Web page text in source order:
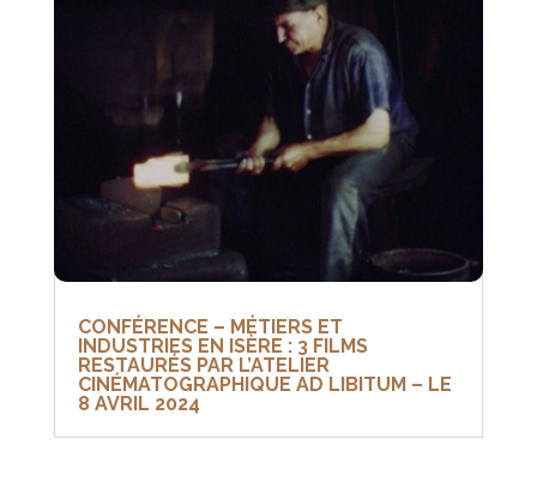
CONFÉRENCE – MÉTIERS ET
INDUSTRIES EN ISÈRE : 3 FILMS
RESTAURÉS PAR L’ATELIER
CINÉMATOGRAPHIQUE AD LIBITUM – LE
8 AVRIL 2024